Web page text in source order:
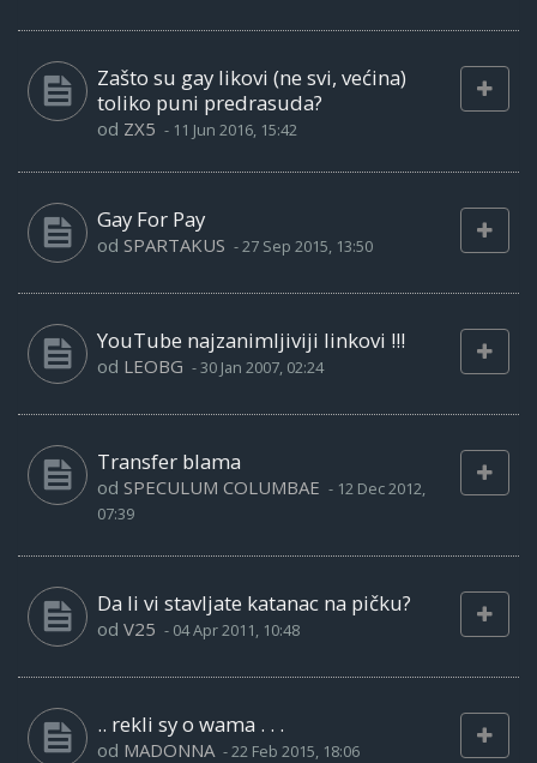
Zašto su gay likovi (ne svi, većina)
toliko puni predrasuda?
od ZX5 - 11 Jun 2016, 15:42
Gay For Pay
od SPARTAKUS -27 Sep 2015, 13:50
YouTube najzanimljiviji linkovi !!!
od LEOBG -30 Jan 2007, 02:24
Transfer blama
od SPECULUM COLUMBAE - 12 Dec 2012,
07:39
Da li vi stavljate katanac na pičku?
od V25 - 04 Apr 2011, 10:48
.. rekli sy o wama . . .
od MADONNA -22 Feb 2015, 18:06